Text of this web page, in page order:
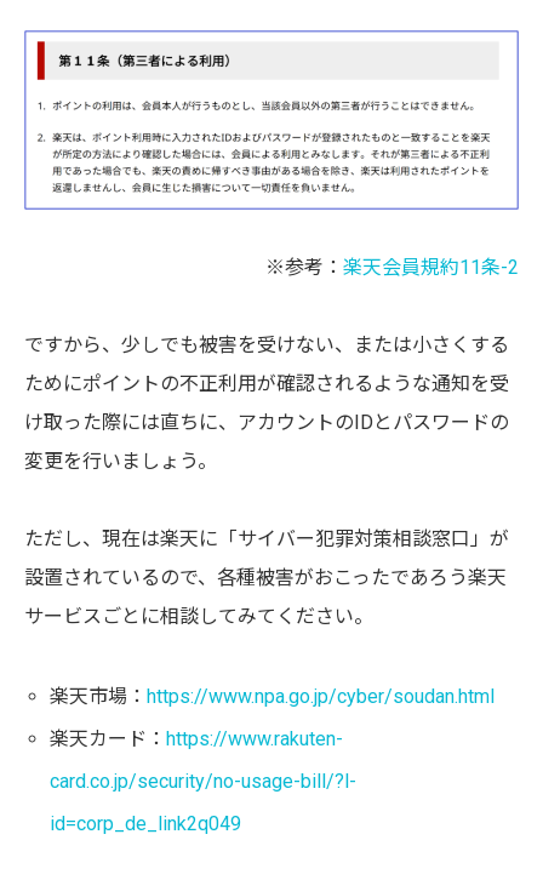
※参考： 楽天会員規約11条-2
ですから、少しでも被害を受けない、または小さくする
ためにポイントの不正利用が確認されるような通知を受
け取った際には直ちに、アカウントのIDとパスワードの
変更を行いましょう。
ただし、現在は楽天に「サイバー犯罪対策相談窓口」が
設置されているので、各種被害がおこったであろう楽天
サービスごとに相談してみてください。
楽天市場： https://www.npa.go.jp/cyber/soudan.html
楽天カード： https://www.rakuten-
card.co.jp/security/no-usage-bill/?l-
id=corp_de_link2q049